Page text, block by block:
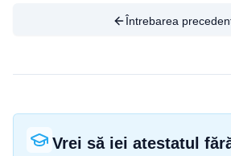
Întrebarea
Vrei să iei atestatul